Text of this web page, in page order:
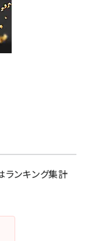
ランキング集計